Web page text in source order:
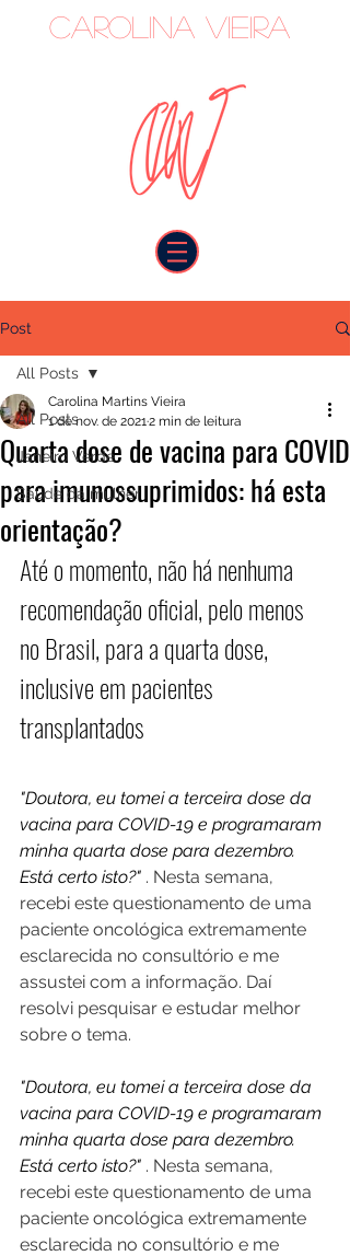
Carolina Vieira
Post
All Posts
Janeiro Verde
Saúde da mulher
All Posts
Quarta dose de vacina para COVID
para imunossuprimidos: há esta
orientação?
Carolina Martins Vieira
1 de nov. de 20212 min de leitura
Até o momento, não há nenhuma
recomendação oficial, pelo menos
no Brasil, para a quarta dose,
inclusive em pacientes
transplantados
"Doutora, eu tomei a terceira dose da
vacina para COVID-19 e programaram
minha quarta dose para dezembro.
Está certo isto?" . Nesta semana,
recebi este questionamento de uma
paciente oncológica extremamente
esclarecida no consultório e me
assustei com a informação. Daí
resolvi pesquisar e estudar melhor
sobre o tema.
"Doutora, eu tomei a terceira dose da
vacina para COVID-19 e programaram
minha quarta dose para dezembro.
Está certo isto?" . Nesta semana,
recebi este questionamento de uma
paciente oncológica extremamente
esclarecida no consultório e me